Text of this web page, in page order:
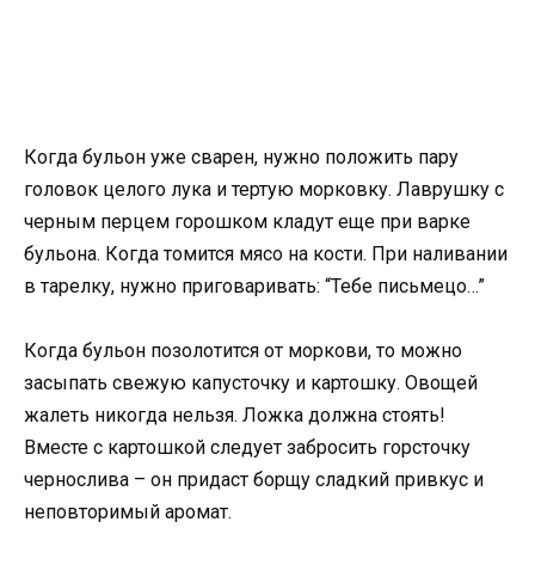
Когда бульон уже сварен, нужно положить пару
головок целого лука и тертую морковку. Лаврушку с
черным перцем горошком кладут еще при варке
бульона. Когда томится мясо на кости. При наливании
в тарелку, нужно приговаривать: “Тебе письмецо…”
Когда бульон позолотится от моркови, то можно
засыпать свежую капусточку и картошку. Овощей
жалеть никогда нельзя. Ложка должна стоять!
Вместе с картошкой следует забросить горсточку
чернослива – он придаст борщу сладкий привкус и
неповторимый аромат.